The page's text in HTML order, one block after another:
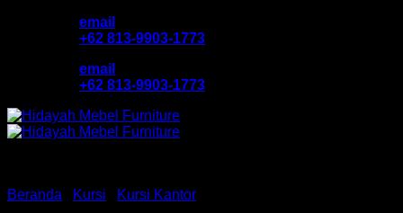
email
+62 813-9903-1773
email
+62 813-9903-1773
Beranda Kursi Kursi Kantor